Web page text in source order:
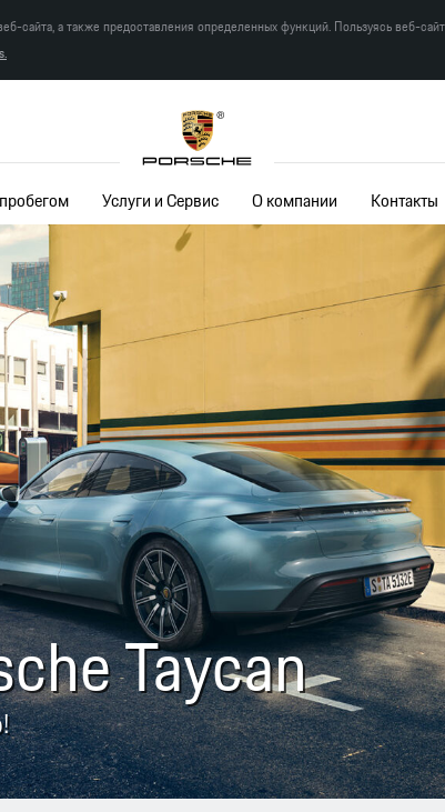
сайта, а также предоставления определенных функций. Пользуясь веб-
Услуги и Сервис О компании Контакты
Taycan